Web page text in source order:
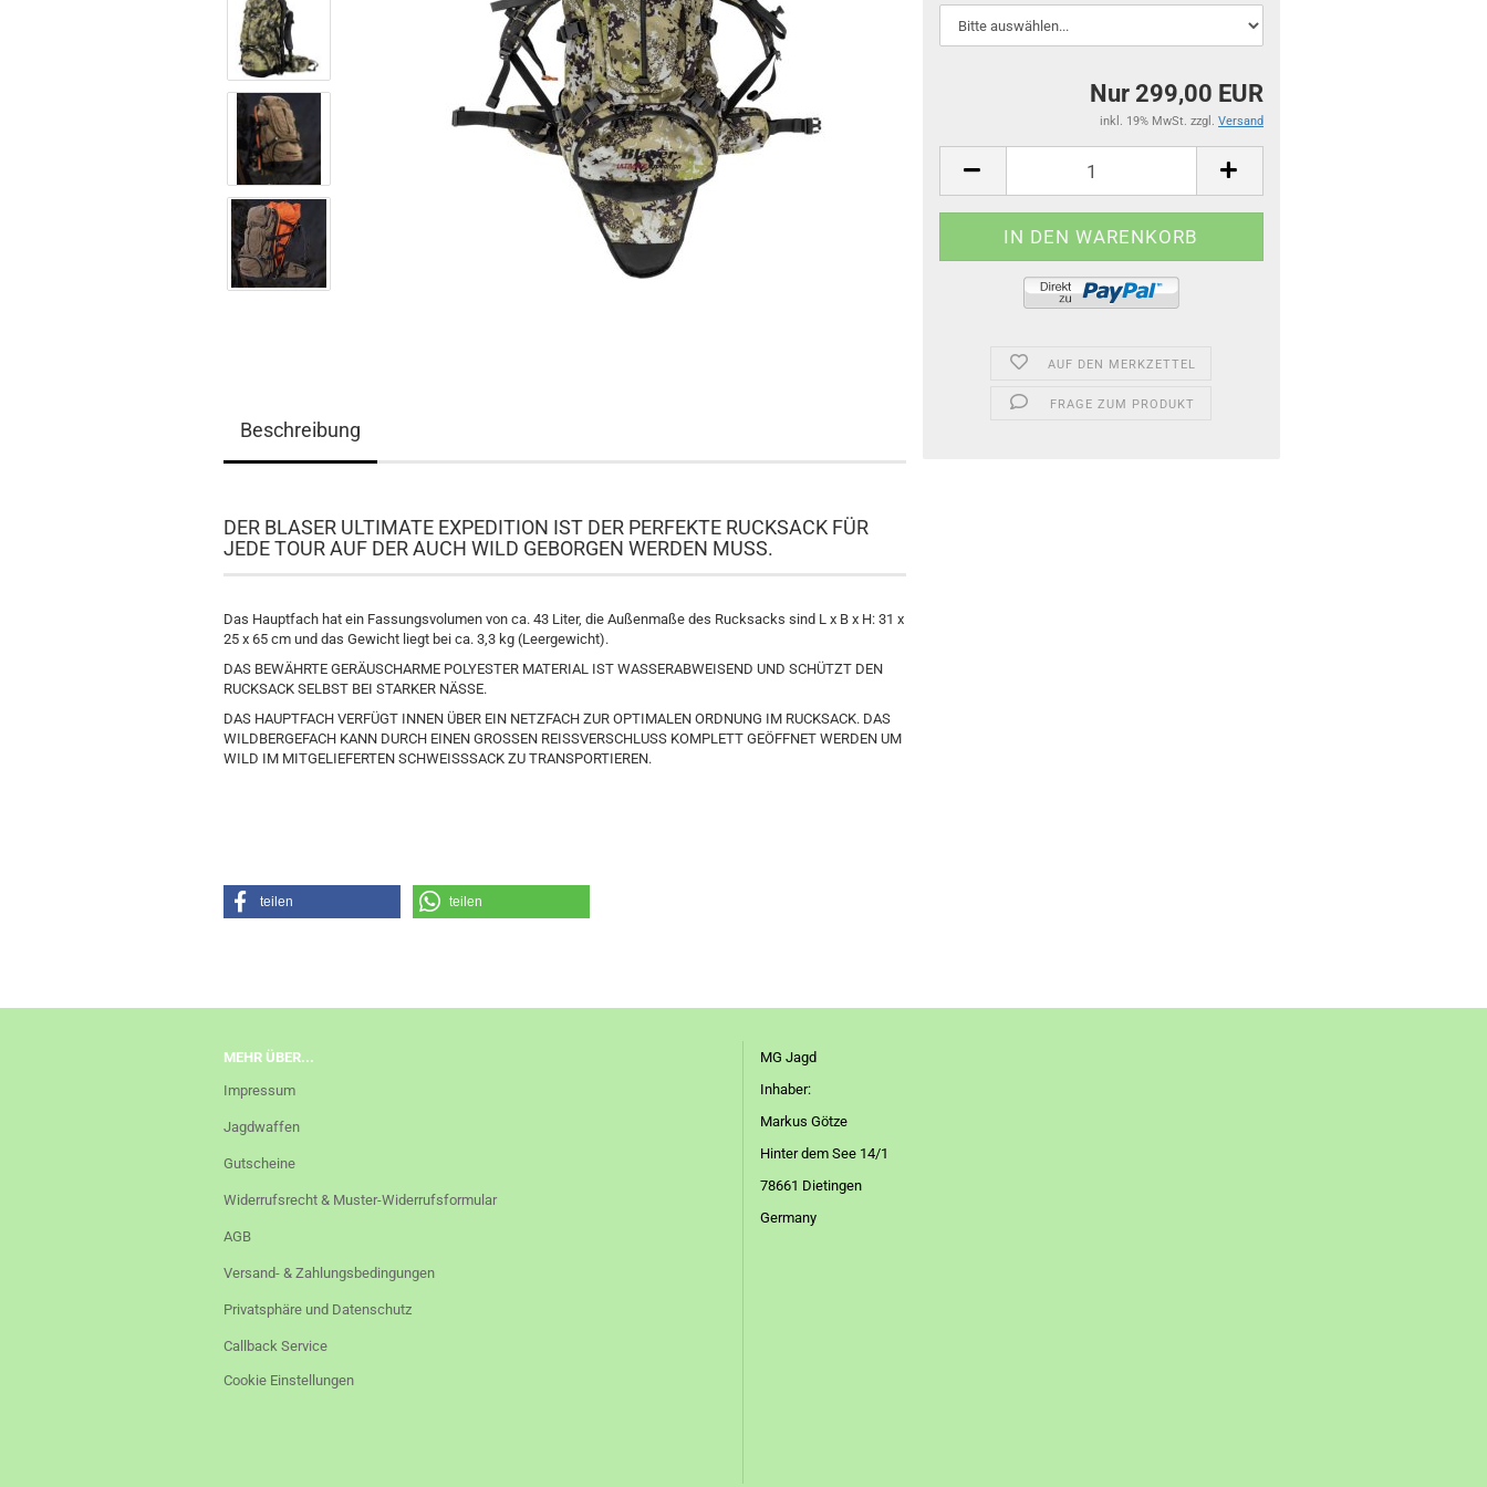
Nur 299,00 EUR
inkl. 19% MwSt. zzgl. Versand
AUF DEN MERKZETTEL
FRAGE ZUM PRODUKT
Beschreibung
DER BLASER ULTIMATE EXPEDITION IST DER PERFEKTE RUCKSACK FÜR
JEDE TOUR AUF DER AUCH WILD GEBORGEN WERDEN MUSS.
Das Hauptfach hat ein Fassungsvolumen von ca. 43 Liter, die Außenmaße des Rucksacks sind L x B x H: 31 x
25 x 65 cm und das Gewicht liegt bei ca. 3,3 kg (Leergewicht).
DAS BEWÄHRTE GERÄUSCHARME POLYESTER MATERIAL IST WASSERABWEISEND UND SCHÜTZT DEN
RUCKSACK SELBST BEI STARKER NÄSSE.
DAS HAUPTFACH VERFÜGT INNEN ÜBER EIN NETZFACH ZUR OPTIMALEN ORDNUNG IM RUCKSACK. DAS
WILDBERGEFACH KANN DURCH EINEN GROSSEN REISSVERSCHLUSS KOMPLETT GEÖFFNET WERDEN UM
WILD IM MITGELIEFERTEN SCHWEISSSACK ZU TRANSPORTIEREN.
teilen teilen
MEHR ÜBER...
Impressum
Jagdwaffen
Gutscheine
Widerrufsrecht & Muster-Widerrufsformular
AGB
Versand- & Zahlungsbedingungen
Privatsphäre und Datenschutz
Callback Service
Cookie Einstellungen
MG Jagd
Inhaber:
Markus Götze
Hinter dem See 14/1
78661 Dietingen
Germany